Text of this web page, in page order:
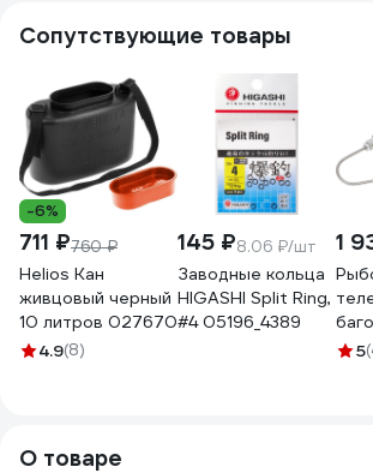
Сопутствующие товары
-6%
711 ₽760 ₽
Helios Кан
живцовый черный
10 литров 027670
4.9(8)
145 ₽8.06 ₽/шт
Заводные кольца
HIGASHI Split Ring,
#4 05196_4389
1
5
О товаре